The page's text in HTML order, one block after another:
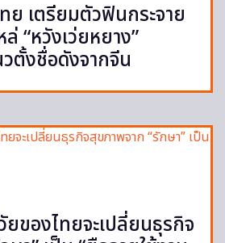
ย เตรียมตัวฟินกระจาย
“หวังเว่ยหยาง”
ตั้งชื่อดังจากจีน
ของไทยจะเปลี่ยนธุรกิจ